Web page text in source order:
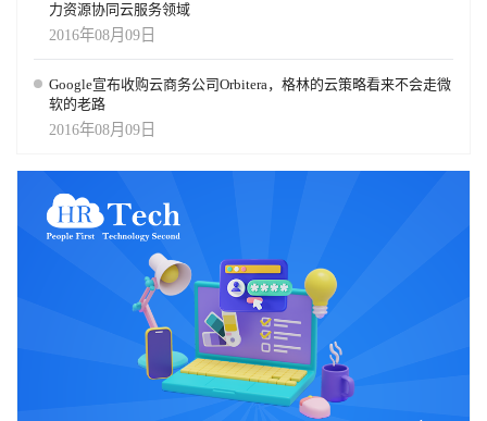
力资源协同云服务领域
2016年08月09日
Google宣布收购云商务公司Orbitera，格林的云策略看来不会走微
软的老路
2016年08月09日